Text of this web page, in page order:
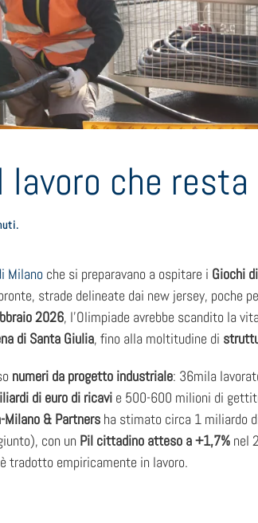
lavoro che
.
Milano che si preparavano a ospitare i Giochi
strade delineate dai new jersey, poche
2026, l’Olimpiade avrebbe scandito la
di Santa Giulia, fino alla moltitudine di
numeri da progetto industriale: 36mila
di euro di ricavi e 500-600 milioni di
Milano & Partners ha stimato circa 1 miliardo
con un Pil cittadino atteso a +1,7% nel
tradotto empiricamente in lavoro.